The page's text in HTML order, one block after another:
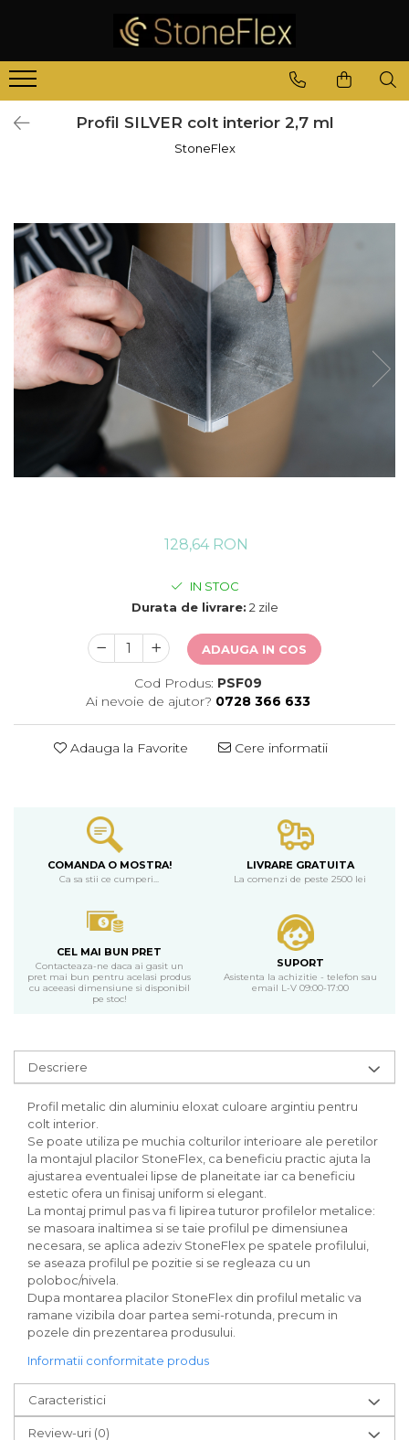
Profil SILVER colt interior 2,7 ml
StoneFlex
128,64 RON
IN STOC
Durata de livrare: 2 zile
ADAUGA IN COS
Cod Produs: PSF09
Ai nevoie de ajutor? 0728 366 633
Adauga la Favorite Cere informatii
COMANDA O MOSTRA!
Ca sa stii ce cumperi...
LIVRARE GRATUITA
La comenzi de peste 2500 lei
CEL MAI BUN PRET
Contacteaza-ne daca ai gasit un
pret mai bun pentru acelasi produs
cu aceeasi dimensiune si disponibil
pe stoc!
SUPORT
Asistenta la achizitie - telefon sau
email L-V 09:00-17:00
Descriere
Profil metalic din aluminiu eloxat culoare argintiu pentru
colt interior.
Se poate utiliza pe muchia colturilor interioare ale peretilor
la montajul placilor StoneFlex, ca beneficiu practic ajuta la
ajustarea eventualei lipse de planeitate iar ca beneficiu
estetic ofera un finisaj uniform si elegant.
La montaj primul pas va fi lipirea tuturor profilelor metalice:
se masoara inaltimea si se taie profilul pe dimensiunea
necesara, se aplica adeziv StoneFlex pe spatele profilului,
se aseaza profilul pe pozitie si se regleaza cu un
poloboc/nivela.
Dupa montarea placilor StoneFlex din profilul metalic va
ramane vizibila doar partea semi-rotunda, precum in
pozele din prezentarea produsului.
Informatii conformitate produs
Caracteristici
Review-uri (0)